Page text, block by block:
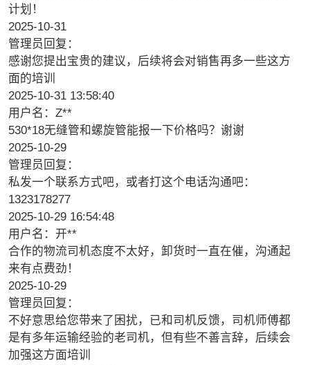
计划！
2025-10-31
管理员回复：
感谢您提出宝贵的建议，后续将会对销售再多一些这方
面的培训
2025-10-31 13:58:40
用户名：Z**
530*18无缝管和螺旋管能报一下价格吗？谢谢
2025-10-29
管理员回复：
私发一个联系方式吧，或者打这个电话沟通吧：
1323178277
2025-10-29 16:54:48
用户名：开**
合作的物流司机态度不太好，卸货时一直在催，沟通起
来有点费劲！
2025-10-29
管理员回复：
不好意思给您带来了困扰，已和司机反馈，司机师傅都
是有多年运输经验的老司机，但有些不善言辞，后续会
加强这方面培训